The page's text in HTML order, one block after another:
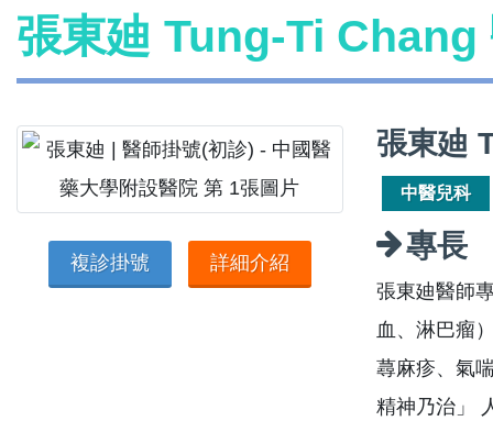
張東廸 Tung-Ti Chang
複診掛號 詳細介紹
張東廸
中醫兒科
專長
張東廸醫師
血、淋巴瘤
蕁麻疹、氣
精神乃治」